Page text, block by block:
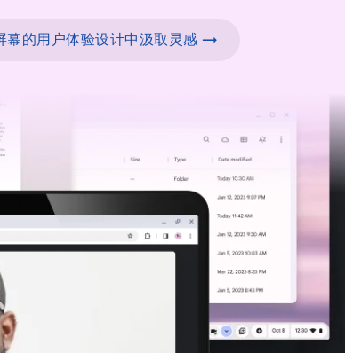
幕的用户体验设计中汲取灵感 →